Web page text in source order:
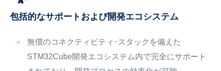
包括的なサポートおよび開発エコシステム
無償のコネクティビティ･スタックを備えた
STM32Cube開発エコシステム内で完全にサポート